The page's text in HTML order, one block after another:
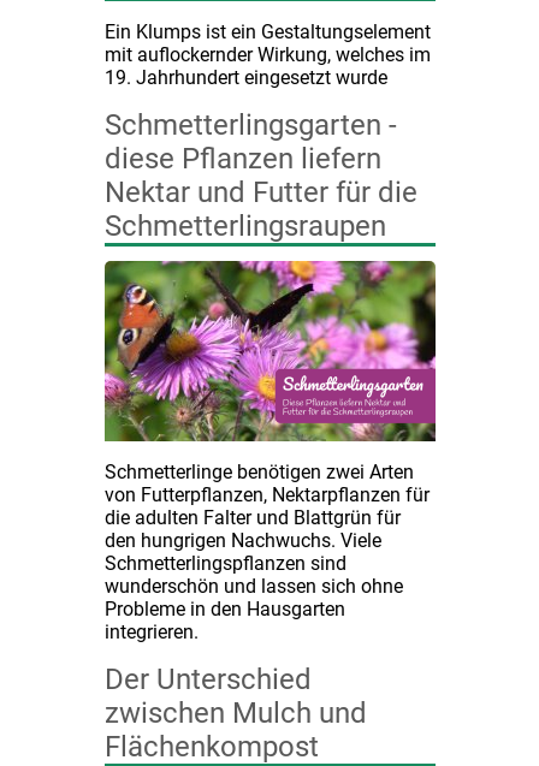
Ein Klumps ist ein Gestaltungselement
mit auflockernder Wirkung, welches im
19. Jahrhundert eingesetzt wurde
Schmetterlingsgarten -
diese Pflanzen liefern
Nektar und Futter für die
Schmetterlingsraupen
Schmetterlinge benötigen zwei Arten
von Futterpflanzen, Nektarpflanzen für
die adulten Falter und Blattgrün für
den hungrigen Nachwuchs. Viele
Schmetterlingspflanzen sind
wunderschön und lassen sich ohne
Probleme in den Hausgarten
integrieren.
Der Unterschied
zwischen Mulch und
Flächenkompost